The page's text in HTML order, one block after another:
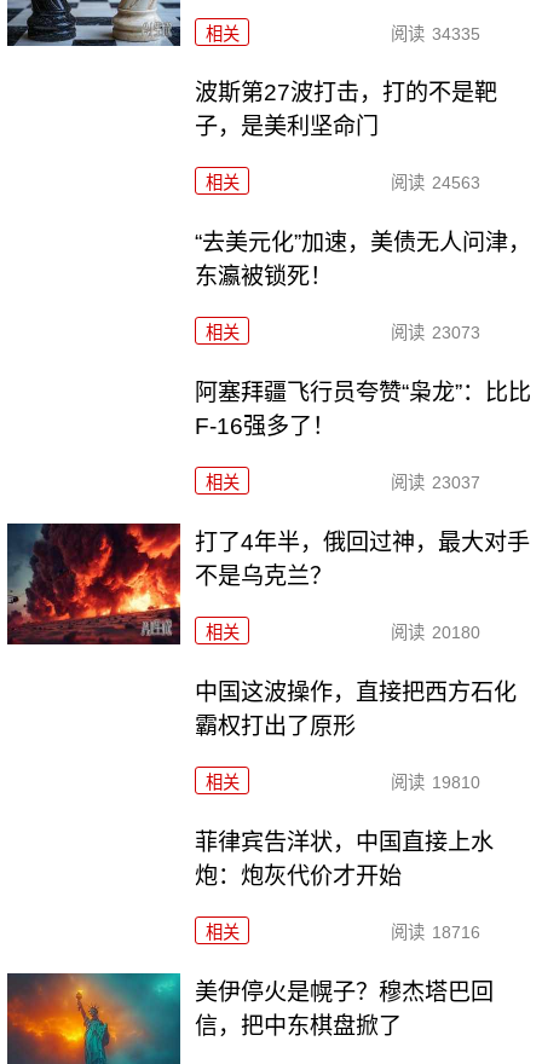
相关 阅读 34335
波斯第27波打击，打的不是靶
子，是美利坚命门
相关 阅读 24563
“去美元化”加速，美债无人问津，
东瀛被锁死！
相关 阅读 23073
阿塞拜疆飞行员夸赞“枭龙”：比比
F-16强多了！
相关 阅读 23037
打了4年半，俄回过神，最大对手
不是乌克兰？
相关 阅读 20180
中国这波操作，直接把西方石化
霸权打出了原形
相关 阅读 19810
菲律宾告洋状，中国直接上水
炮：炮灰代价才开始
相关 阅读 18716
美伊停火是幌子？穆杰塔巴回
信，把中东棋盘掀了